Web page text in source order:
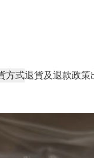
方式退貨及退款政策